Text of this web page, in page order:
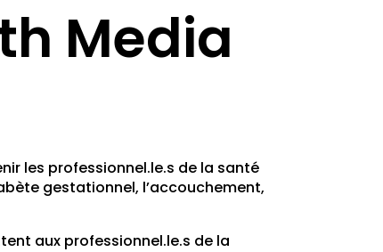
Media
les professionnel.le.s de la santé
gestationnel, l’accouchement,
aux professionnel.le.s de la